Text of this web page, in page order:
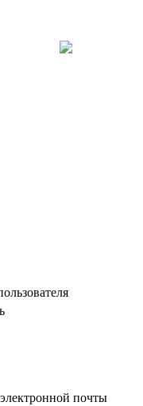
почты